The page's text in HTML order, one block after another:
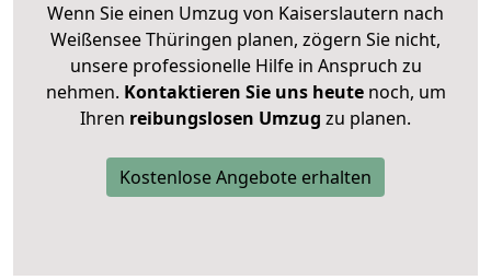
Wenn Sie einen Umzug von Kaiserslautern nach
Weißensee Thüringen planen, zögern Sie nicht,
unsere professionelle Hilfe in Anspruch zu
nehmen. Kontaktieren Sie uns heutenoch, um
Ihren reibungslosen Umzug zu planen.
Kostenlose Angebote erhalten